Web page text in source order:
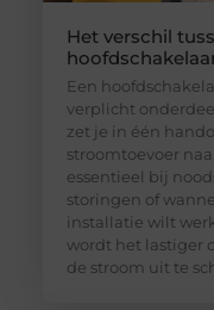
Het verschil
Een
verplicht
zet je in één
stroomtoevoer
essentieel bij
storingen of
installatie wilt
wordt het lastiger
de stroom uit te